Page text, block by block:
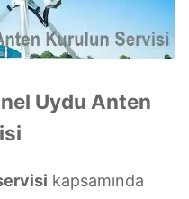
Uydu Anten
kapsamında